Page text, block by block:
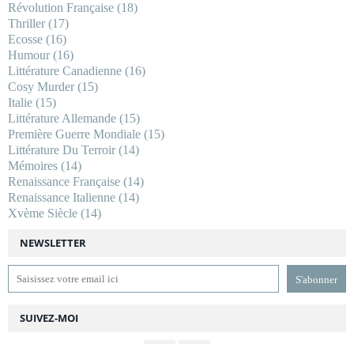
NEWSLETTER
SUIVEZ-MOI
Révolution Française (18)
Thriller(17)
Ecosse (16)
Humour(16)
Littérature Canadienne (16)
Cosy Murder(15)
Italie (15)
Littérature Allemande (15)
Première Guerre Mondiale (15)
Littérature Du Terroir(14)
Mémoires (14)
Renaissance Française (14)
Renaissance Italienne (14)
Xvème Siècle (14)